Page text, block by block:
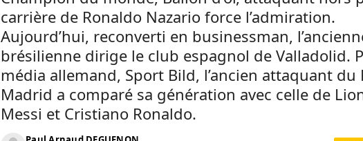
carrière de Ronaldo Nazario force l’admiration.
Aujourd’hui, reconverti en businessman,
brésilienne dirige le club espagnol de Valladolid.
média allemand, Sport Bild, l’ancien attaquant du
Madrid a comparé sa génération avec celle de
Messi et Cristiano Ronaldo.